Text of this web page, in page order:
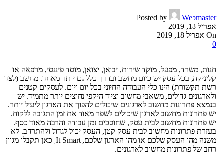
Posted by
Webmaster
אפריל 18, 2019
On אפריל 18, 2019
0
חנות, משרד, מפעל, מוקד שירות, יבואן, יצואן, מוסד פיננסי, מרפאה או
קליניקה, בכל עסק יש כיום מחשב ובדרך כלל גם יותר מאחד. מחשב (לצד
רשת תקשורת) הינו כלי העבודה החיוני בכל יום ויום. לעסקים קטנים
ולארגונים גדולים, משאבי מחשוב וציוד היקפי נחוצים יותר מתמיד. יש
בנמצא פתרונות מחשוב לארגונים שיכולים להפוך את הארגון ליעיל יותר.
יש פתרונות מחשוב לארגון שיכולים לשפר מאוד את זמן התגובה ללקוח.
יש פתרונות מחשוב לבית עסק, שחוסכים זמן עבודה והרבה מאוד כסף.
בעזרת פתרונות מחשוב לבית עסק קטן, העסק יכול לגדול ולהתרחב. לא
משנה מהו העסק שלכם או מהו הארגון שלכם, It Smart, כאן תקבלו מגוון
רחב של פתרונות מחשוב לארגונים.